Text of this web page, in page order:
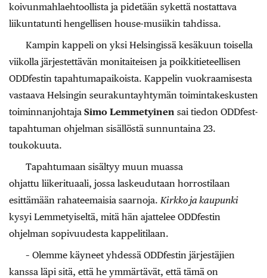
koivunmahlaehtoollista ja pidetään sykettä nostattava
liikuntatunti hengellisen house-musiikin tahdissa.
Kampin kappeli on yksi Helsingissä kesäkuun toisella
viikolla järjestettävän monitaiteisen ja poikkitieteellisen
ODDfestin tapahtumapaikoista. Kappelin vuokraamisesta
vastaava Helsingin seurakuntayhtymän toimintakeskusten
toiminnanjohtaja Simo Lemmetyinen sai tiedon ODDfest-
tapahtuman ohjelman sisällöstä sunnuntaina 23.
toukokuuta.
Tapahtumaan sisältyy muun muassa
ohjattu liikerituaali, jossa laskeudutaan horrostilaan
esittämään rahateemaisia saarnoja. Kirkko ja kaupunki
kysyi Lemmetyiseltä, mitä hän ajattelee ODDfestin
ohjelman sopivuudesta kappelitilaan.
– Olemme käyneet yhdessä ODDfestin järjestäjien
kanssa läpi sitä, että he ymmärtävät, että tämä on